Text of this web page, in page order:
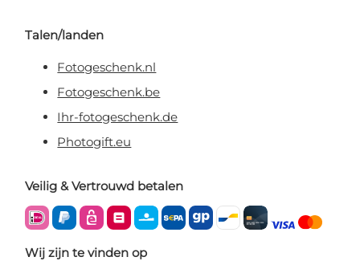
Talen/landen
Fotogeschenk.nl
Fotogeschenk.be
Ihr-fotogeschenk.de
Photogift.eu
Veilig & Vertrouwd betalen
Wij zijn te vinden op